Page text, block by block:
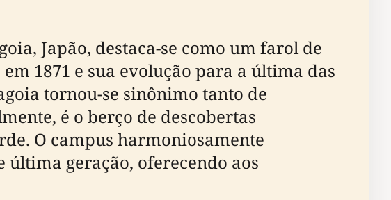
Japão, destaca-se como um farol de
1871 e sua evolução para a última das
tornou-se sinônimo tanto de
é o berço de descobertas
O campus harmoniosamente
geração, oferecendo aos